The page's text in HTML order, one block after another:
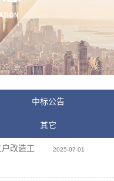
中标公告
其它
改造工
2025-07-01